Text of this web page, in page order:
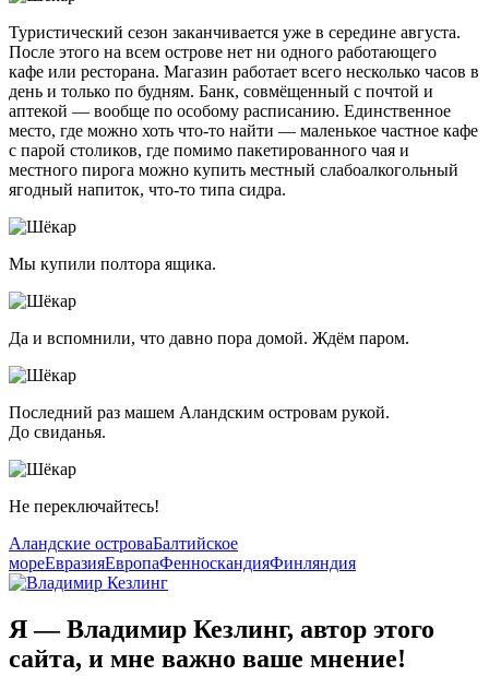
Туристический сезон заканчивается уже в середине августа.
После этого на всем острове нет ни одного работающего
кафе или ресторана. Магазин работает всего несколько часов в
день и только по будням. Банк, совмёщенный с почтой и
аптекой — вообще по особому расписанию. Единственное
место, где можно хоть что-то найти — маленькое частное кафе
с парой столиков, где помимо пакетированного чая и
местного пирога можно купить местный слабоалкогольный
ягодный напиток, что-то типа сидра.
Мы купили полтора ящика.
Да и вспомнили, что давно пора домой. Ждём паром.
Последний раз машем Аландским островам рукой.
До свиданья.
Не переключайтесь!
Аландские островаБалтийское
мореЕвразияЕвропаФенноскандияФинляндия
Я — Владимир Кезлинг, автор этого
сайта, и мне важно ваше мнение!